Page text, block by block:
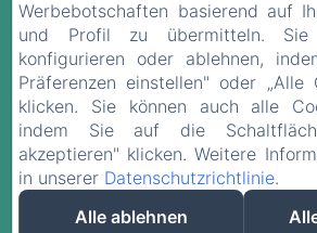
Cookie-Informationen
EN FR ES DE
Powered mit Amenitiz
Werbebotschaften basierend auf
und Profil zu übermitteln. Sie
konfigurieren oder ablehnen,
Präferenzen einstellen" oder „Alle
klicken. Sie können auch alle
indem Sie auf die
akzeptieren" klicken. Weitere
in unserer Datenschutzrichtlinie.
Alle ablehnen